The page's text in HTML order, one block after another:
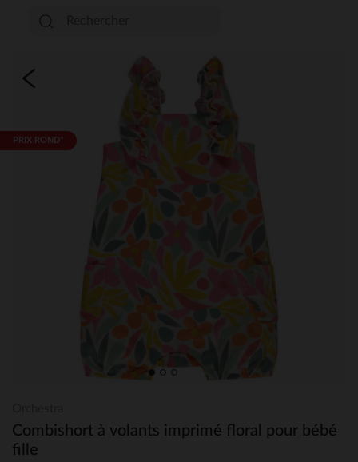
PRIX ROND*
Combishort à volants imprimé floral pour bébé
fille